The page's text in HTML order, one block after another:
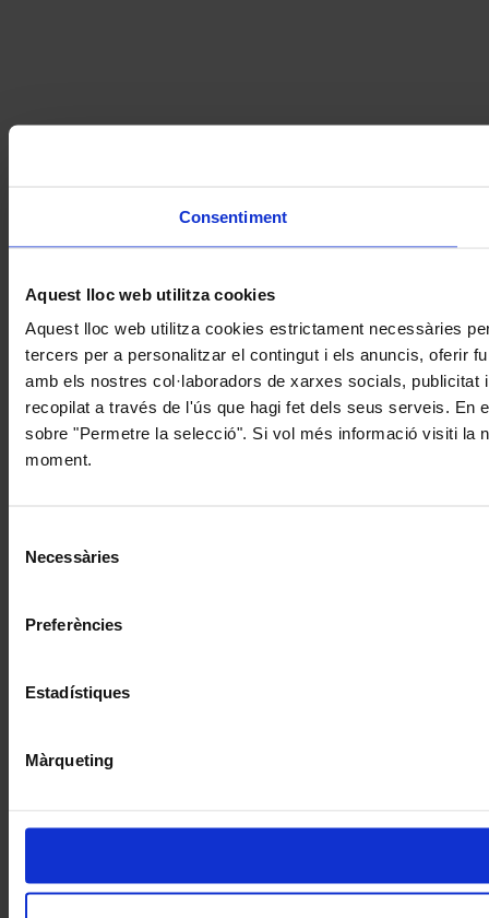
Consentiment
Aquest lloc web utilitza cookies
Aquest lloc web utilitza cookies estrictament necessàries
tercers per a personalitzar el contingut i els anuncis, oferir
amb els nostres col·laboradors de xarxes socials,
recopilat a través de l'ús que hagi fet dels seus serveis. En
sobre "Permetre la selecció". Si vol més informació visiti la
moment.
Necessàries
Preferències
Estadístiques
Màrqueting